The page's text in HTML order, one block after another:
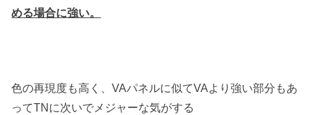
める場合に強い。
色の再現度も高く、VAパネルに似てVAより強い部分もあ
ってTNに次いでメジャーな気がする